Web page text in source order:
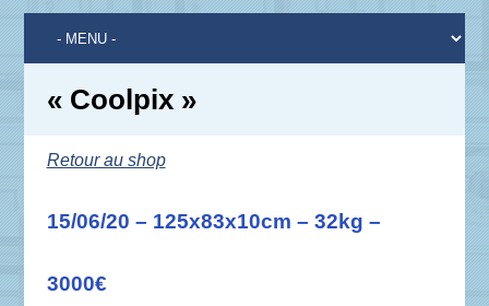
« Coolpix »
Retour au shop
15/06/20 – 125x83x10cm – 32kg –
3000€